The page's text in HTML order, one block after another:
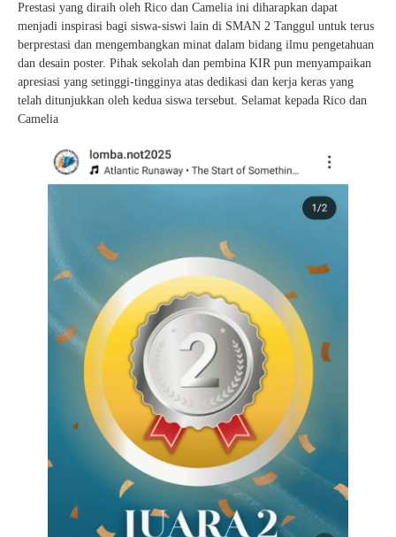
Prestasi yang diraih oleh Rico dan Camelia ini diharapkan dapat
menjadi inspirasi bagi siswa-siswi lain di SMAN 2 Tanggul untuk terus
berprestasi dan mengembangkan minat dalam bidang ilmu pengetahuan
dan desain poster. Pihak sekolah dan pembina KIR pun menyampaikan
apresiasi yang setinggi-tingginya atas dedikasi dan kerja keras yang
telah ditunjukkan oleh kedua siswa tersebut. Selamat kepada Rico dan
Camelia